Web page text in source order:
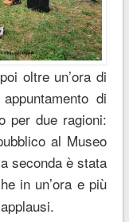
oltre un’ora di
di
per due ragioni:
al Museo
seconda è stata
in un’ora e più